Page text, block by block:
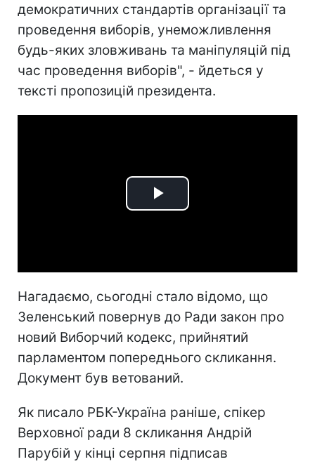
демократичних стандартів організації та
проведення виборів, унеможливлення
будь-яких зловживань та маніпуляцій під
час проведення виборів", - йдеться у
тексті пропозицій президента.
Play
Нагадаємо, сьогодні стало відомо, що
Зеленський повернув до Ради закон про
новий Виборчий кодекс, прийнятий
парламентом попереднього скликання.
Документ був ветований.
Як писало РБК-Україна раніше, спікер
Верховної ради 8 скликання Андрій
Парубій у кінці серпня підписав